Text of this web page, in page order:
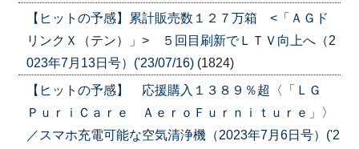
【ヒットの予感】累計販売数１２７万箱 <「ＡＧド
リンクＸ（テン）」> ５回目刷新でＬＴＶ向上へ（2
023年7月13日号）('23/07/16) (1824)
【ヒットの予感】 応援購入１３８９％超〈「ＬＧ
ＰｕｒｉＣａｒｅ ＡｅｒｏＦｕｒｎｉｔｕｒｅ」〉
／スマホ充電可能な空気清浄機（2023年7月6日号）('2